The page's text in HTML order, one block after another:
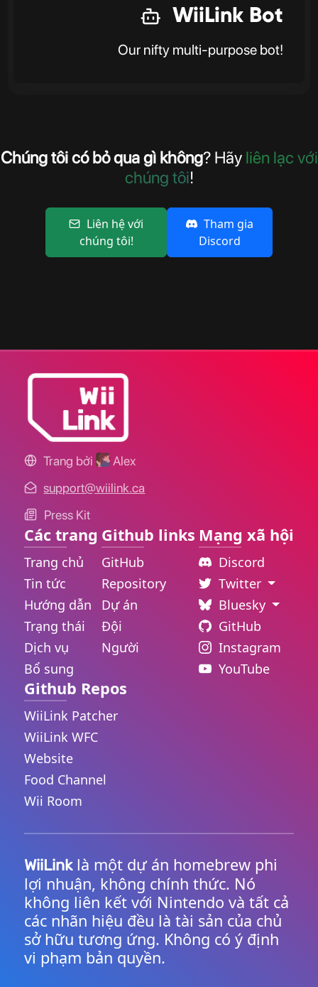
WiiLink Bot
Our nifty multi-purpose bot!
Chúng tôi có bỏ qua gì không? Hãy liên lạc với
chúng tôi!
Liên hệ với
chúng tôi!
Tham gia
Discord
Trang bởi
Alex
support@wiilink.ca
Press Kit
Các trang
Trang chủ
Tin tức
Hướng dẫn
Trạng thái
Dịch vụ
Bổ sung
Github links
GitHub
Repository
Dự án
Đội
Người
Mạng xã hội
Discord
Twitter
Bluesky
GitHub
Instagram
YouTube
Github Repos
WiiLink Patcher
WiiLink WFC
Website
Food Channel
Wii Room
WiiLinklà một dự án homebrew phi
lợi nhuận, không chính thức. Nó
không liên kết với Nintendo và tất cả
các nhãn hiệu đều là tài sản của chủ
sở hữu tương ứng. Không có ý định
vi phạm bản quyền.